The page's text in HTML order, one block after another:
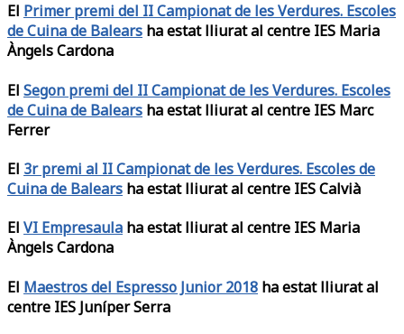
El Primer premi del II Campionat de les Verdures. Escoles
de Cuina de Balears ha estat lliurat al centre IES Maria
Àngels Cardona
El Segon premi del II Campionat de les Verdures. Escoles
de Cuina de Balears ha estat lliurat al centre IES Marc
Ferrer
El 3r premi al II Campionat de les Verdures. Escoles de
Cuina de Balears ha estat lliurat al centre IES Calvià
El VI Empresaula ha estat lliurat al centre IES Maria
Àngels Cardona
El Maestros del Espresso Junior 2018 ha estat lliurat al
centre IES Juníper Serra